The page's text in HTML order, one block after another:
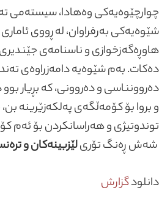
چوارچێوەیەکی وەهادا، سیستەمی
شێوەیەکی بەرفراوان، لە ڕووی
هاوڕەگەزخوازی و ناسنامەی
دەکات. بەم شێوەیە دامەزراوەی
دەروونناسی و دەروونی، کە بڕیار
و بروا بۆ کۆمەڵگەی پەلکەزێرینە
توندوتیژی و هەراسانکردن بۆ ئەم
شەش ڕەنگ تۆریلێزبینەکان و
دانلودگزارش